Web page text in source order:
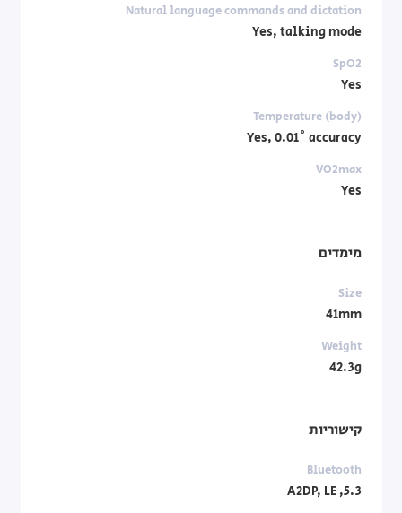
Natural language commands and dictation
Yes, talking mode
SpO2
Yes
Temperature (body)
Yes, 0.01˚ accuracy
VO2max
Yes
מימדים
Size
41mm
Weight
42.3g
קישוריות
Bluetooth
5.3, A2DP, LE